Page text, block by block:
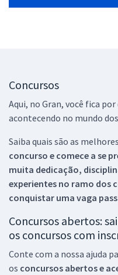
Concursos
Aqui, no Gran, você fica
acontecendo no mundo dos
Saiba quais são as
concurso e comece a se
muita dedicação,
experientes no ramo dos
conquistar uma vaga
Concursos abertos:
os concursos com
Conte com a nossa ajuda
os concursos abertos e